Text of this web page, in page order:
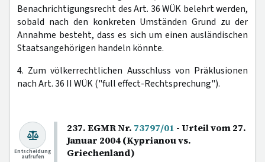
Benachrichtigungsrecht des Art. 36 WÜK belehrt werden,
sobald nach den konkreten Umständen Grund zu der
Annahme besteht, dass es sich um einen ausländischen
Staatsangehörigen handeln könnte.
4. Zum völkerrechtlichen Ausschluss von Präklusionen
nach Art. 36 II WÜK ("full effect-Rechtsprechung").
237. EGMR Nr. 73797/01 - Urteil vom 27.
Januar 2004 (Kyprianou vs.
Griechenland)
Entscheidung
aufrufen